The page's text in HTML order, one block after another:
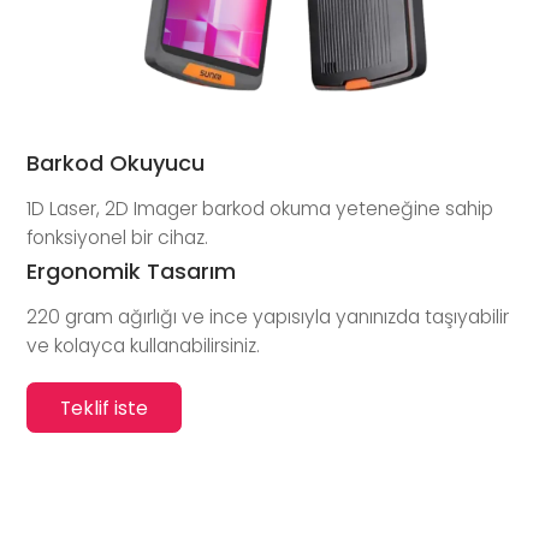
Barkod Okuyucu
1D Laser, 2D Imager barkod okuma yeteneğine sahip
fonksiyonel bir cihaz.
Ergonomik Tasarım
220 gram ağırlığı ve ince yapısıyla yanınızda taşıyabilir
ve kolayca kullanabilirsiniz.
Teklif iste